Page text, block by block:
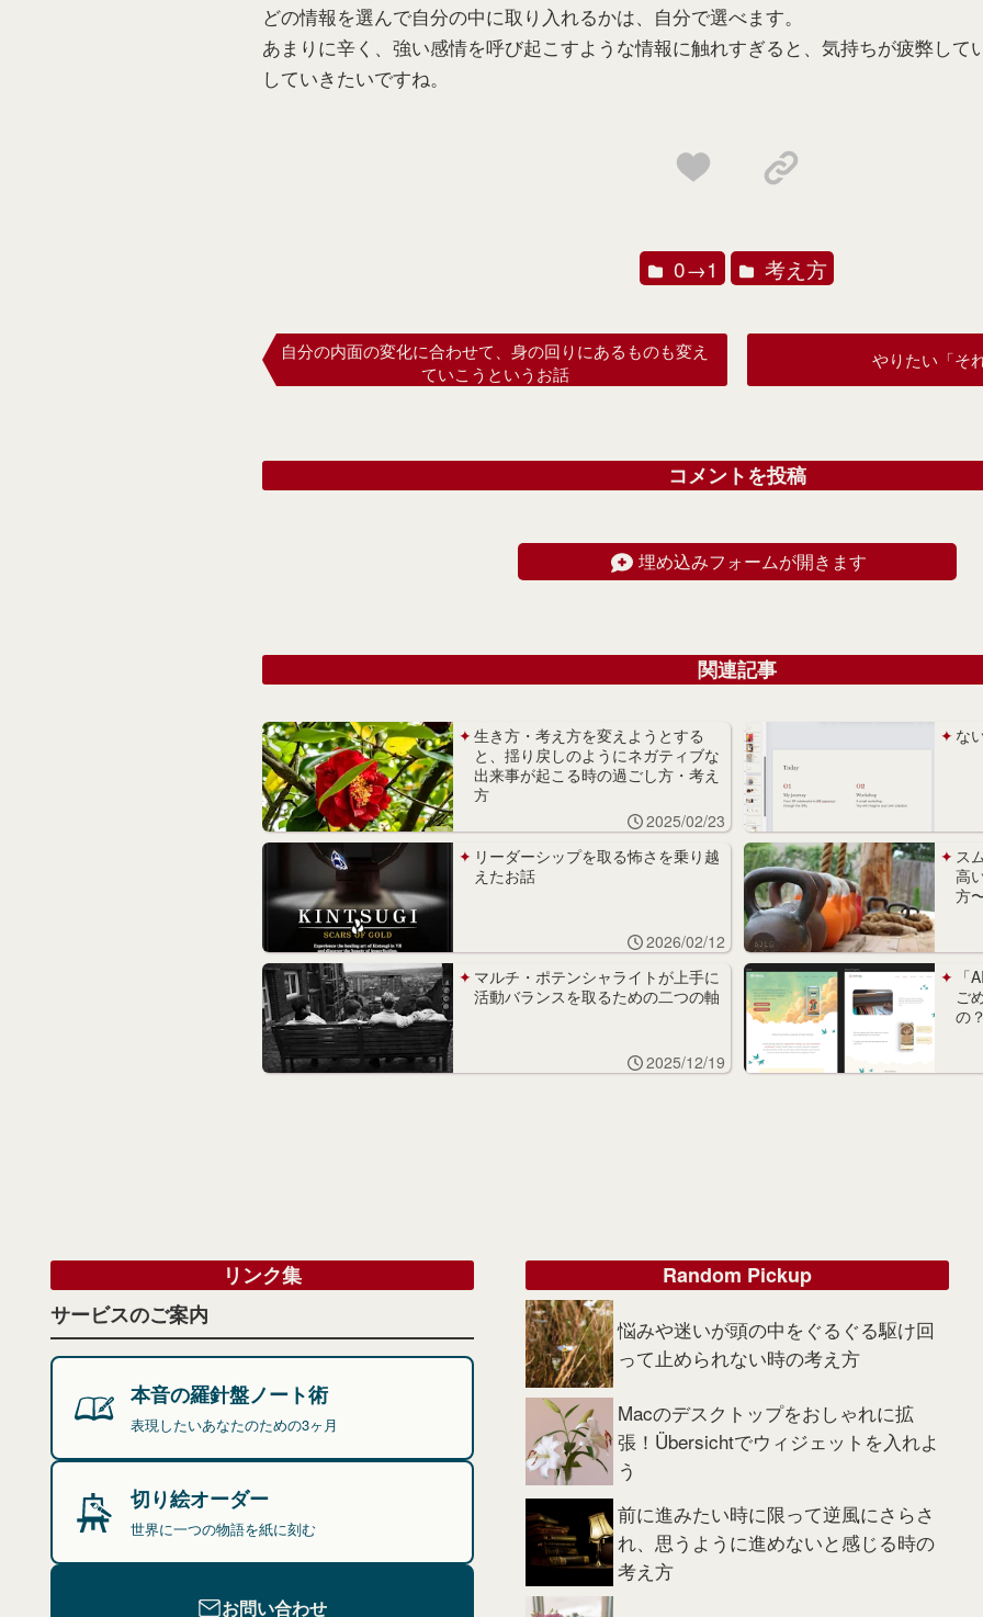
どの情報を選んで自分の中に取り入れるかは、自分で選べます。
あまりに辛く、強い感情を呼び起こすような情報に触れすぎると、気持ちが疲弊して
していきたいですね。
0→1 考え方
自分の内面の変化に合わせて、身の回りにあるものも変え
ていこうというお話
やりたい「そ
コメントを投稿
埋め込みフォームが開きます
関連記事
生き方・考え方を変えようとする
と、揺り戻しのようにネガティブな
出来事が起こる時の過ごし方・考え
方
2025/02/23
な
リーダーシップを取る怖さを乗り越
えたお話
2026/02/12
ス
高
方
マルチ・ポテンシャライトが上手に
活動バランスを取るための二つの軸
2025/12/19
「
ご
の
リンク集
サービスのご案内
本音の羅針盤ノート術
表現したいあなたのための3ヶ月
切り絵オーダー
世界に一つの物語を紙に刻む
お問い合わせ
Random Pickup
悩みや迷いが頭の中をぐるぐる駆け回
って止められない時の考え方
Macのデスクトップをおしゃれに拡
張！Übersichtでウィジェットを入れよ
う
前に進みたい時に限って逆風にさらさ
れ、思うように進めないと感じる時の
考え方